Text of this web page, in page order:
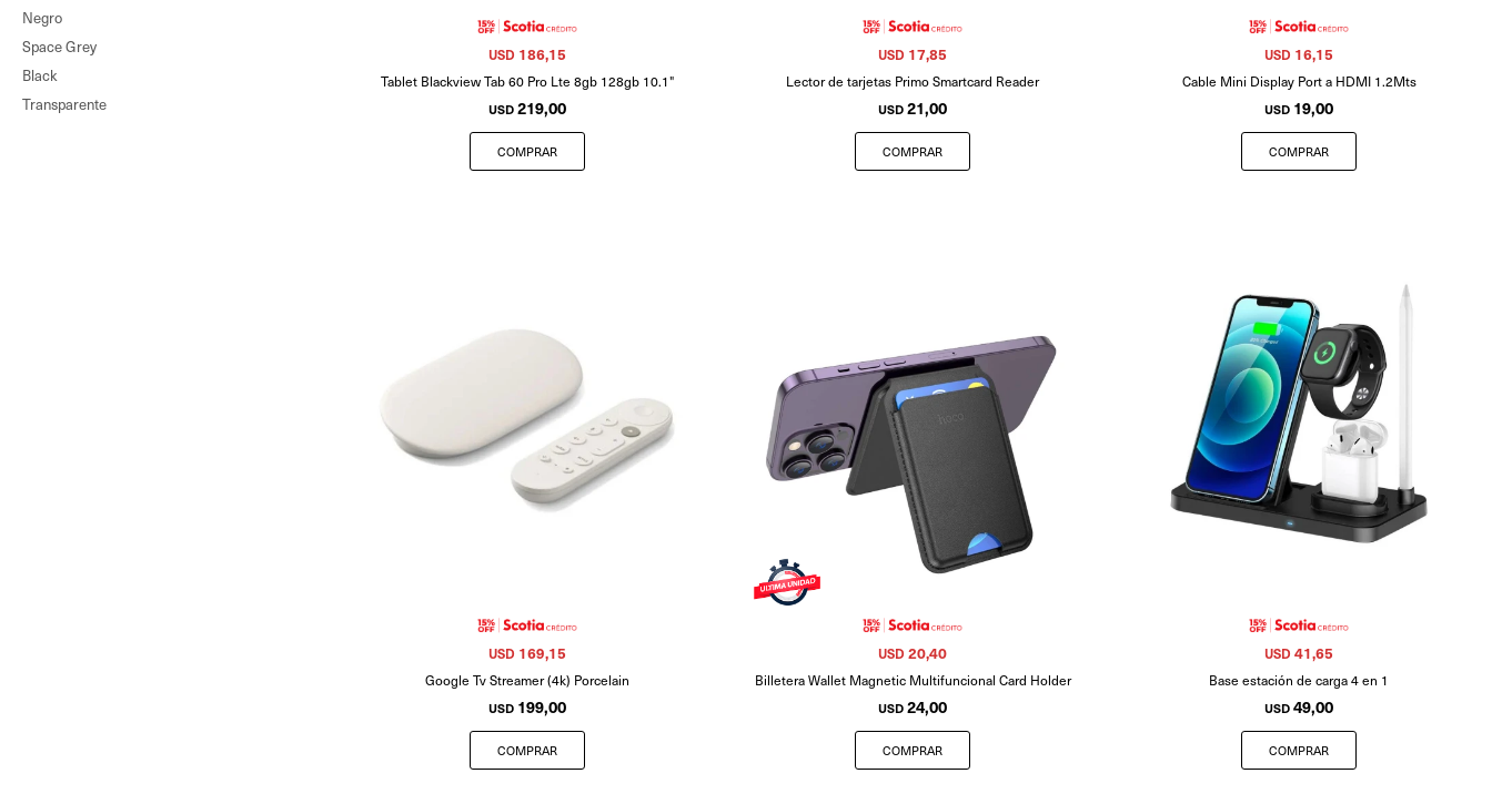
Tablet Blackview Tab 60 Pro Lte 8gb 128gb 10.1"
USD219,00
USD 186,15
Lector de tarjetas Primo Smartcard Reader
USD21,00
USD 17,85
Cable Mini Display Port a HDMI 1.2Mts
USD 19,00
USD 16,15
Google Tv Streamer (4k) Porcelain
USD 199,00
USD 169,15
Billetera Wallet Magnetic Multifuncional Card Holder
USD24,00
USD 20,40
Base estación de carga 4 en 1
USD49,00
USD 41,65
Negro
Space Grey
Black
Transparente